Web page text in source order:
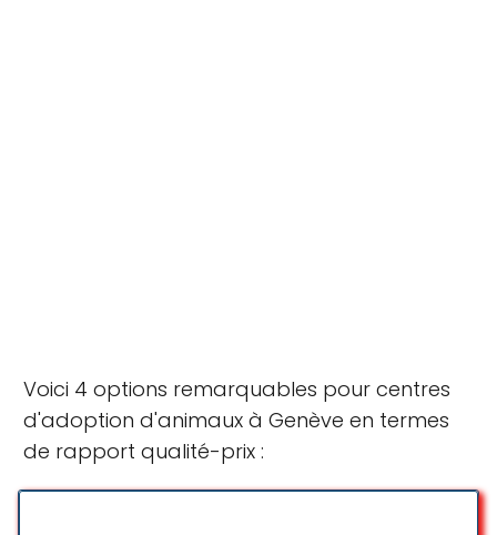
Voici 4 options remarquables pour centres
d'adoption d'animaux à Genève en termes
de rapport qualité-prix :